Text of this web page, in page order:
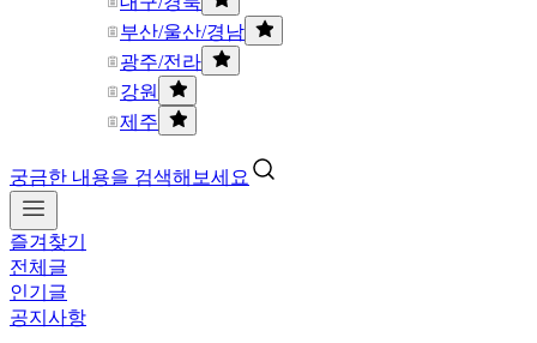
부산/울산/경남
광주/전라
강원
제주
궁금한 내용을 검색해보세요
즐겨찾기
전체글
인기글
공지사항